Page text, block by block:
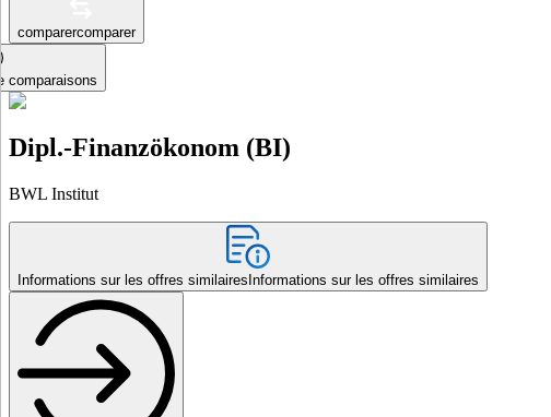
comparercomparer
comparaisons
Dipl.-Finanzökonom (BI)
BWL Institut
Informations sur les offres similaires Informations sur les offres similaires